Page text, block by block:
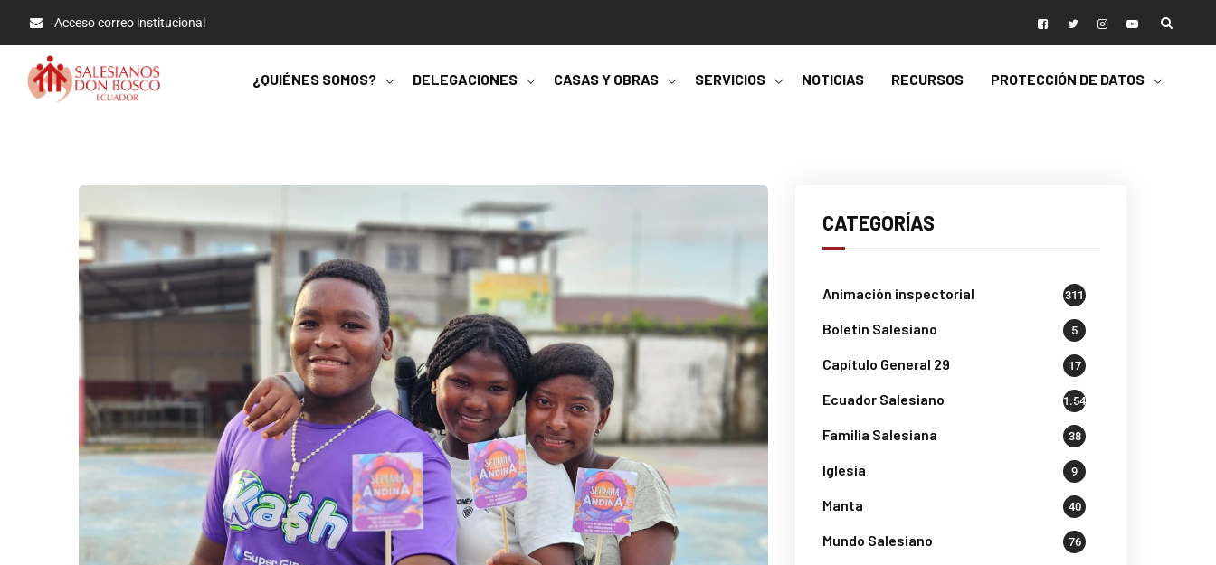
Acceso correo institucional
¿QUIÉNES SOMOS? DELEGACIONES CASAS Y OBRAS SERVICIOS NOTICIAS RECURSOS PROTECCIÓN DE DATOS
CATEGORÍAS
Animación inspectorial 311
Boletin Salesiano 5
Capítulo General 29 17
Ecuador Salesiano 1.541
Familia Salesiana 38
Iglesia 9
Manta 40
Mundo Salesiano 76